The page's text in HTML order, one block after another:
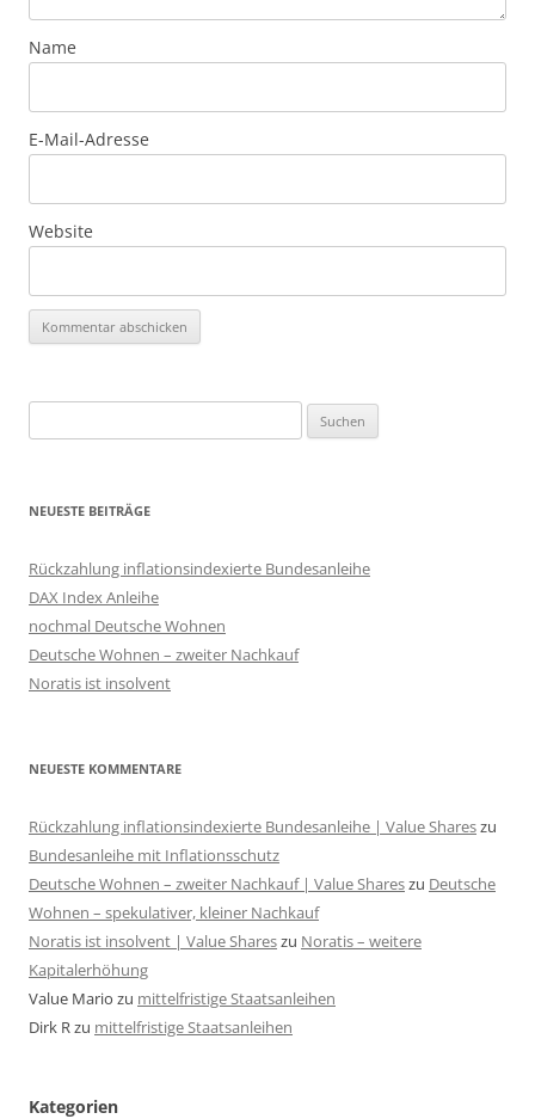
Name
E-Mail-Adresse
Website
nach:
NEUESTE BEITRÄGE
Rückzahlung inflationsindexierte Bundesanleihe
DAX Index Anleihe
nochmal Deutsche Wohnen
Deutsche Wohnen – zweiter Nachkauf
Noratis ist insolvent
NEUESTE KOMMENTARE
Rückzahlung inflationsindexierte Bundesanleihe | Value Shareszu
Bundesanleihe mit Inflationsschutz
Deutsche Wohnen – zweiter Nachkauf | Value Shareszu Deutsche
Wohnen – spekulativer, kleiner Nachkauf
Noratis ist insolvent | Value Shareszu Noratis – weitere
Kapitalerhöhung
Value Mario zu mittelfristige Staatsanleihen
Dirk Rzu mittelfristige Staatsanleihen
Kategorien